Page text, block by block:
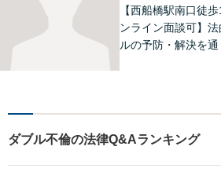
【西船橋駅南口徒
ンライン面談可】
ルの予防・解決を通
お気軽にお問い合
ダブル不倫の法律Q&Aランキング